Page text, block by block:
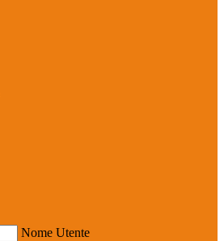
Nome Utente